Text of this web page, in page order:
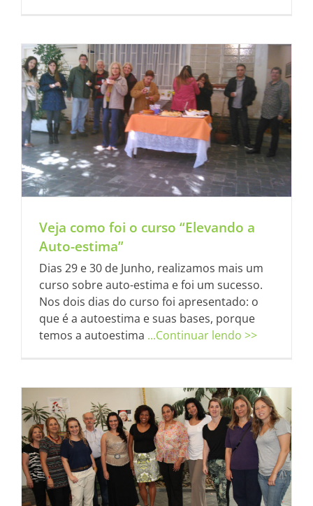
Veja como foi o curso “Elevando a
Auto-estima”
Dias 29 e 30 de Junho, realizamos mais um
curso sobre auto-estima e foi um sucesso.
Nos dois dias do curso foi apresentado: o
que é a autoestima e suas bases, porque
temos a autoestima ...Continuar lendo >>